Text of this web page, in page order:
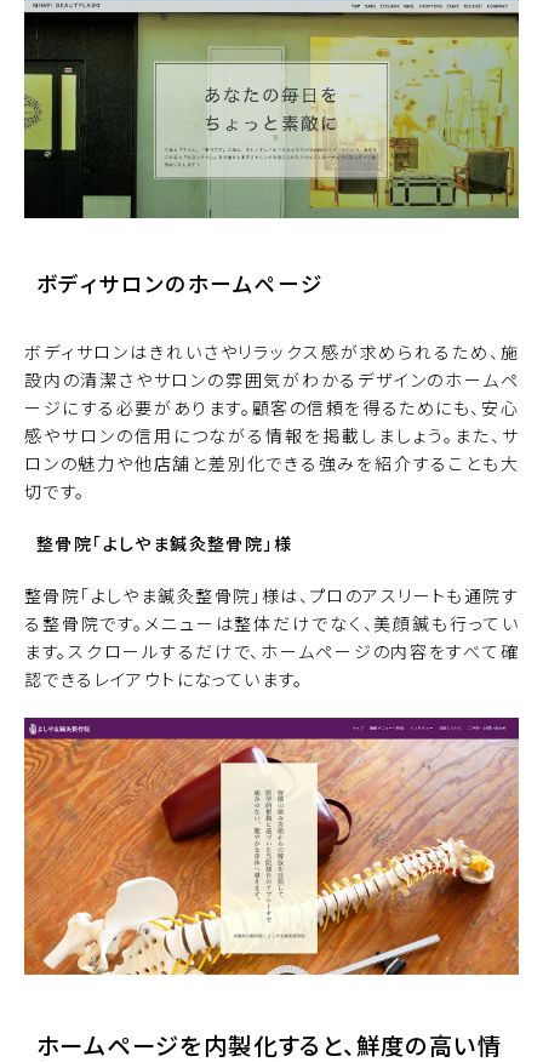
ボディサロンのホームページ
ボディサロンはきれいさやリラックス感が求められるため、施
設内の清潔さやサロンの雰囲気がわかるデザインのホームペ
ージにする必要があります。顧客の信頼を得るためにも、安心
感やサロンの信用につながる情報を掲載しましょう。また、サ
ロンの魅力や他店舗と差別化できる強みを紹介することも大
切です。
整骨院「よしやま鍼灸整骨院」 様
整骨院「よしやま鍼灸整骨院」様は、プロのアスリートも通院す
る整骨院です。メニューは整体だけでなく、美顔鍼も行ってい
ます。スクロールするだけで、ホームページの内容をすべて確
認できるレイアウトになっています。
ホームページを内製化すると、鮮度の高い情